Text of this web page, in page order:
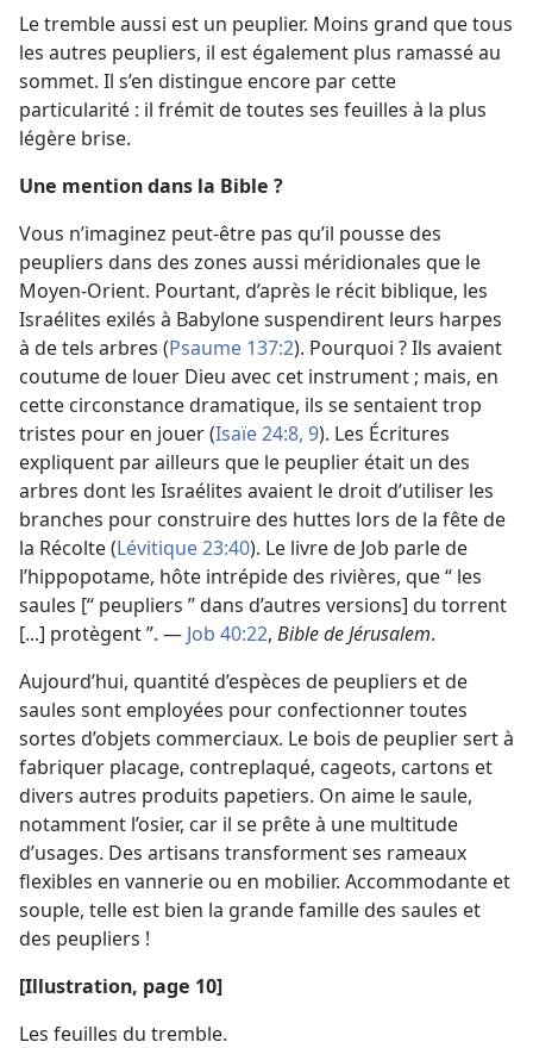
Le tremble aussi est un peuplier. Moins grand que tous
les autres peupliers, il est également plus ramassé au
sommet. Il s’en distingue encore par cette
particularité : il frémit de toutes ses feuilles à la plus
légère brise.
Une mention dans la Bible ?
Vous n’imaginez peut-être pas qu’il pousse des
peupliers dans des zones aussi méridionales que le
Moyen-Orient. Pourtant, d’après le récit biblique, les
Israélites exilés à Babylone suspendirent leurs harpes
à de tels arbres (Psaume 137:2). Pourquoi ? Ils avaient
coutume de louer Dieu avec cet instrument ; mais, en
cette circonstance dramatique, ils se sentaient trop
tristes pour en jouer (Isaïe 24:8, 9). Les Écritures
expliquent par ailleurs que le peuplier était un des
arbres dont les Israélites avaient le droit d’utiliser les
branches pour construire des huttes lors de la fête de
la Récolte (Lévitique 23:40). Le livre de Job parle de
l’hippopotame, hôte intrépide des rivières, que “ les
saules [“ peupliers ” dans d’autres versions] du torrent
[...] protègent ”. — Job 40:22, Bible de Jérusalem.
Aujourd’hui, quantité d’espèces de peupliers et de
saules sont employées pour confectionner toutes
sortes d’objets commerciaux. Le bois de peuplier sert à
fabriquer placage, contreplaqué, cageots, cartons et
divers autres produits papetiers. On aime le saule,
notamment l’osier, car il se prête à une multitude
d’usages. Des artisans transforment ses rameaux
flexibles en vannerie ou en mobilier. Accommodante et
souple, telle est bien la grande famille des saules et
des peupliers !
[Illustration, page 10]
Les feuilles du tremble.